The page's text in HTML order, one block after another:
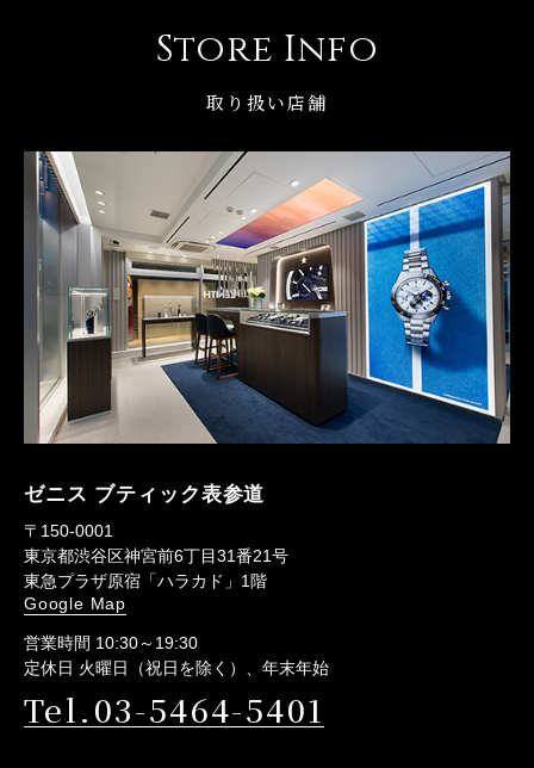
Store Info
取り扱い店舗
ゼニス ブティック表参道
〒150-0001
東京都渋谷区神宮前6丁目31番21号
東急プラザ原宿「ハラカド」1階
Google Map
営業時間 10:30～19:30
定休日 火曜日（祝日を除く）、年末年始
Tel.03-5464-5401